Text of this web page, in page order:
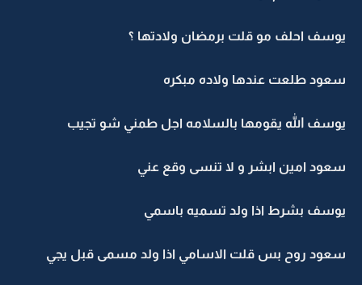
يوسف احلف مو قلت برمضان ولادتها ؟
سعود طلعت عندها ولاده مبكره
يوسف الله يقومها بالسلامه اجل طمني شو تجيب
سعود امين ابشر و لا تنسى وقع عني
يوسف بشرط اذا ولد تسميه باسمي
سعود روح بس قلت الاسامي اذا ولد مسمى قبل يجي